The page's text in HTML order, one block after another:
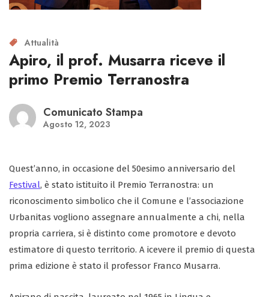
Attualità
Apiro, il prof. Musarra riceve il
primo Premio Terranostra
Comunicato Stampa
Agosto 12, 2023
Quest’anno, in occasione del 50esimo anniversario del
Festival, è stato istituito il Premio Terranostra: un
riconoscimento simbolico che il Comune e l’associazione
Urbanitas vogliono assegnare annualmente a chi, nella
propria carriera, si è distinto come promotore e devoto
estimatore di questo territorio. A icevere il premio di questa
prima edizione è stato il professor Franco Musarra.